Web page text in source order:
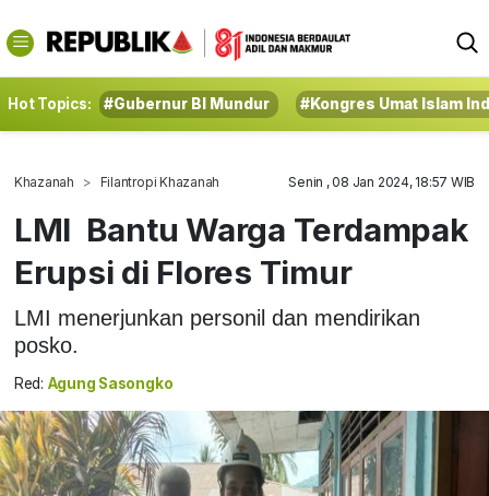
Hot Topics: #Gubernur BI Mundur #Kongres Umat Islam
Khazanah Filantropi Khazanah Senin , 08 Jan 2024, 18:57 WIB
LMI Bantu Warga Terdampak
Erupsi di Flores Timur
LMI menerjunkan personil dan mendirikan
posko.
Red: Agung Sasongko